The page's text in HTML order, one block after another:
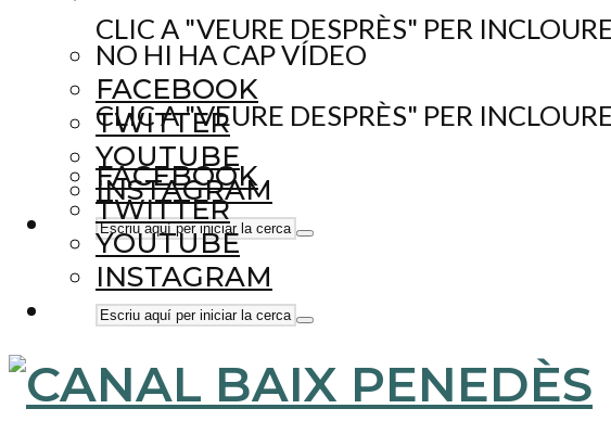
CLIC A "VEURE DESPRÈS" PER
FACEBOOK
TWITTER
YOUTUBE
INSTAGRAM
NO HI HA CAP VÍDEO
CLIC A "VEURE DESPRÈS" PER
FACEBOOK
TWITTER
YOUTUBE
INSTAGRAM